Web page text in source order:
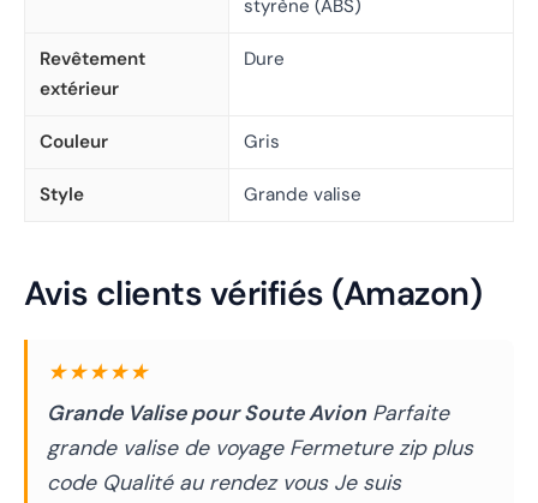
styrène (ABS)
Revêtement
extérieur
Dure
Couleur Gris
Style Grande valise
Avis clients vérifiés (Amazon)
★★★★★
Grande Valise pour Soute Avion Parfaite
grande valise de voyage Fermeture zip plus
code Qualité au rendez vous Je suis